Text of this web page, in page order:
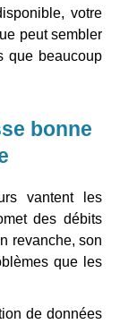
votre
peut sembler
que beaucoup
bonne
vantent les
des débits
revanche, son
que les
de données